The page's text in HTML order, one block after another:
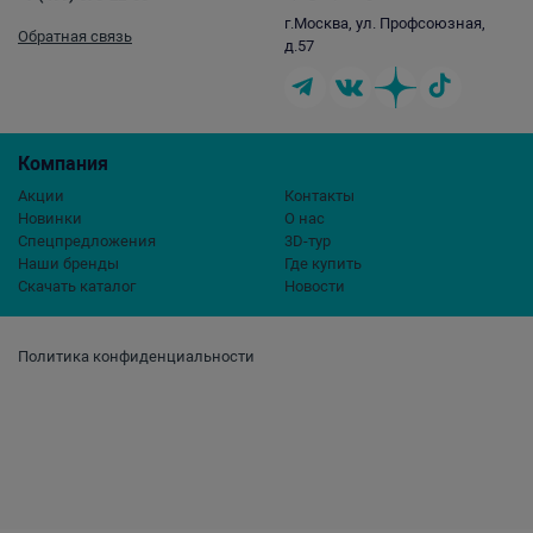
Политика конфиденциальности
Компания
Акции
Новинки
Спецпредложения
Наши бренды
Скачать каталог
Контакты
О нас
3D-тур
Где купить
Новости
Обратная связь
г.Москва, ул. Профсоюзная,
д.57